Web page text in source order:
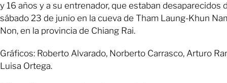
y 16 años y a su entrenador, que estaban desaparecidos
sábado 23 de junio en la cueva de Tham Laung-Khun
Non, en la provincia de Chiang Rai.
Gráficos: Roberto Alvarado, Norberto Carrasco, Arturo
Luisa Ortega.